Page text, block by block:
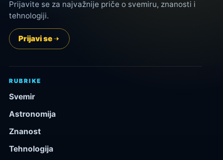
Prijavite se za najvažnije priče o svemiru, znanosti i
tehnologiji.
Prijavi se
RUBRIKE
Svemir
Astronomija
Znanost
Tehnologija